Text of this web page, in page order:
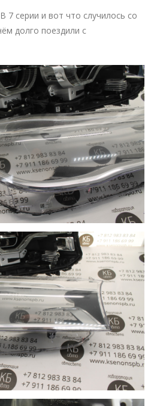
серии и вот что случилось со
долго поездили с